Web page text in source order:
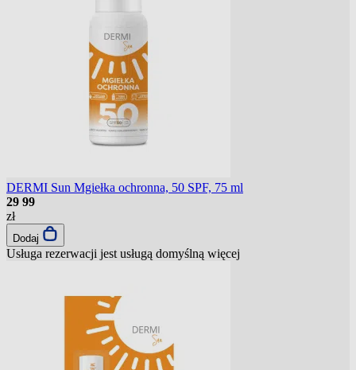
DERMI Sun Mgiełka ochronna, 50 SPF, 75 ml
29 99
zł
Dodaj
Usługa rezerwacji jest usługą domyślną więcej